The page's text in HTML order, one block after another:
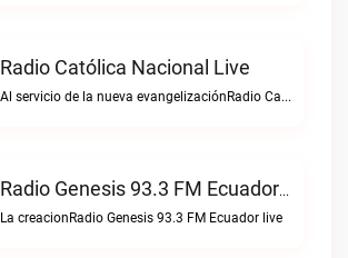
Radio Católica Nacional Live
Al servicio de la nueva evangelizaciónRadio Católica Nacional live
Radio Genesis 93.3 FM Ecuador Live
La creacionRadio Genesis 93.3 FM Ecuador live